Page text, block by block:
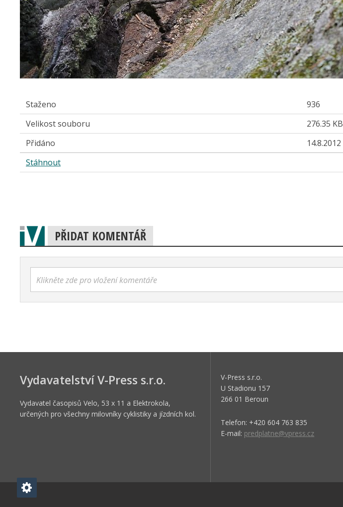
Staženo
936
Velikost souboru
276.35 KB
Přidáno
14.8.2012
Stáhnout
PŘIDAT KOMENTÁŘ
Klikněte zde pro vložení komentáře
Vydavatelství V-Press s.r.o.
Vydavatel časopisů Velo, 53 x 11 a Elektrokola,
určených pro všechny milovníky cyklistiky a jízdních kol.
V-Press s.r.o.
U Stadionu 157
266 01 Beroun
Telefon: +420 604 763 835
E-mail: predplatne@vpress.cz